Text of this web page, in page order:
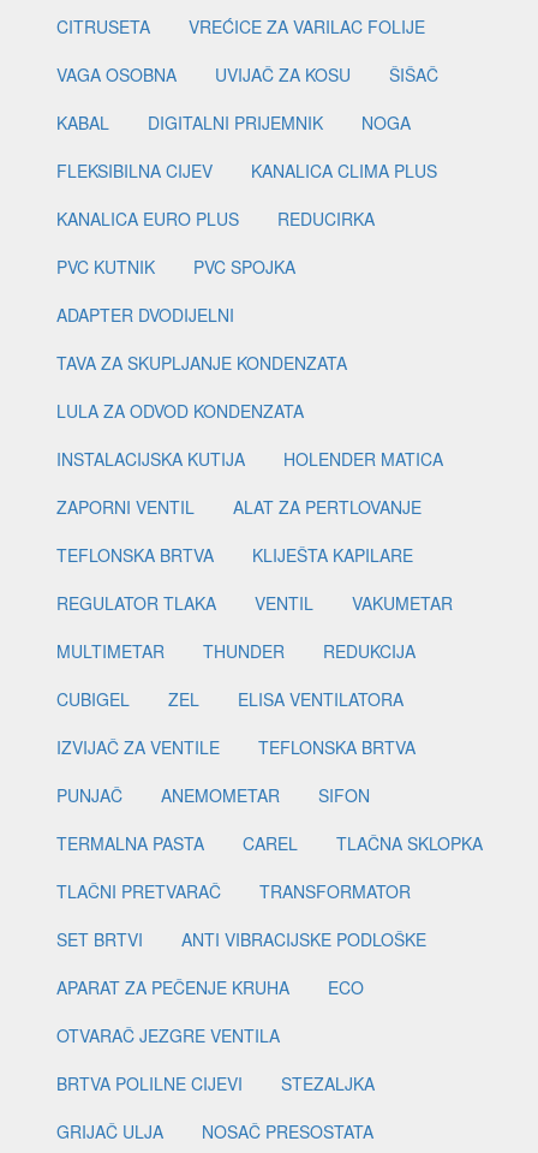
CITRUSETA
VREĆICE ZA VARILAC FOLIJE
VAGA OSOBNA
UVIJAČ ZA KOSU
ŠIŠAČ
KABAL
DIGITALNI PRIJEMNIK
NOGA
FLEKSIBILNA CIJEV
KANALICA CLIMA PLUS
KANALICA EURO PLUS
REDUCIRKA
PVC KUTNIK
PVC SPOJKA
ADAPTER DVODIJELNI
TAVA ZA SKUPLJANJE KONDENZATA
LULA ZA ODVOD KONDENZATA
INSTALACIJSKA KUTIJA
HOLENDER MATICA
ZAPORNI VENTIL
ALAT ZA PERTLOVANJE
TEFLONSKA BRTVA
KLIJEŠTA KAPILARE
REGULATOR TLAKA
VENTIL
VAKUMETAR
MULTIMETAR
THUNDER
REDUKCIJA
CUBIGEL
ZEL
ELISA VENTILATORA
IZVIJAČ ZA VENTILE
TEFLONSKA BRTVA
PUNJAČ
ANEMOMETAR
SIFON
TERMALNA PASTA
CAREL
TLAČNA SKLOPKA
TLAČNI PRETVARAČ
TRANSFORMATOR
SET BRTVI
ANTI VIBRACIJSKE PODLOŠKE
APARAT ZA PEČENJE KRUHA
ECO
OTVARAČ JEZGRE VENTILA
BRTVA POLILNE CIJEVI
STEZALJKA
GRIJAČ ULJA
NOSAČ PRESOSTATA